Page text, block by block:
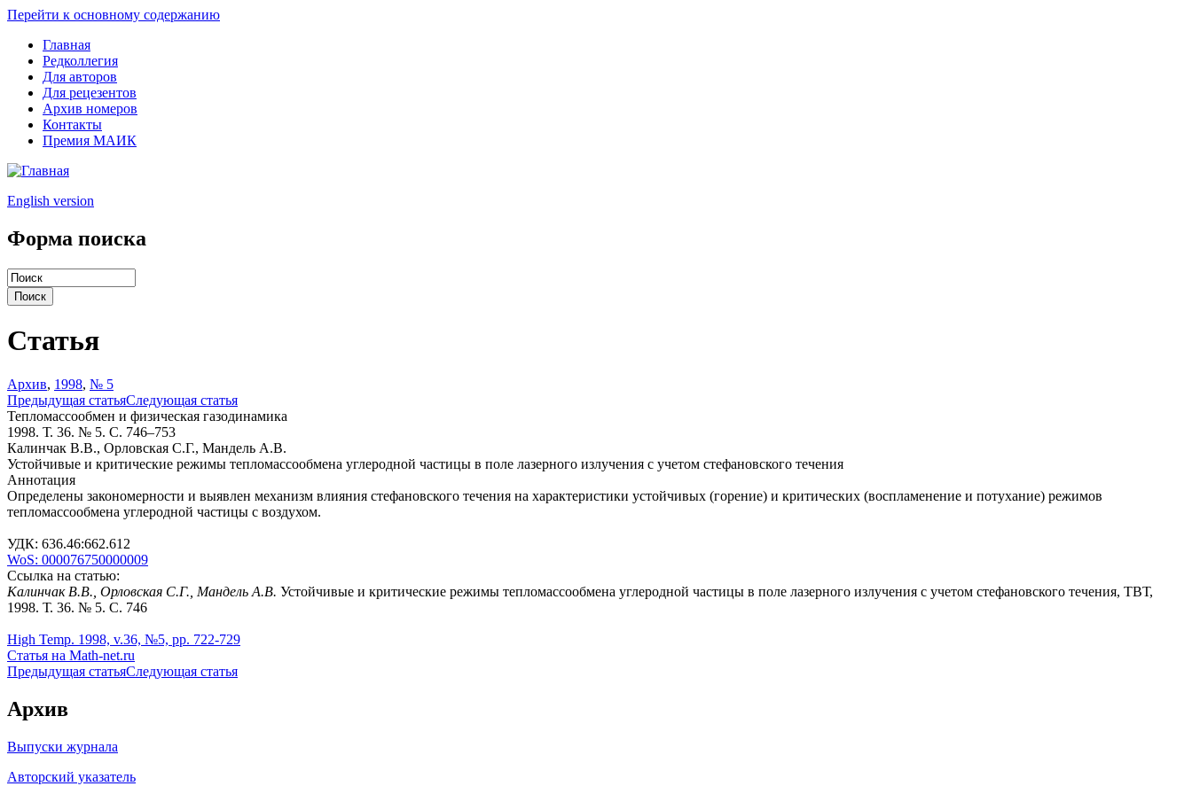
Перейти к основному содержанию
Главная
Редколлегия
Для авторов
Для рецезентов
Архив номеров
Контакты
Премия МАИК
English version
Форма поиска
Статья
Архив, 1998, № 5
Предыдущая статьяСледующая статья
Тепломассообмен и физическая газодинамика
1998. Т. 36. № 5. С. 746–753
Калинчак В.В., Орловская С.Г., Мандель А.В.
Устойчивые и критические режимы тепломассообмена углеродной частицы в поле лазерного излучения с учетом стефановского течения
Аннотация
Определены закономерности и выявлен механизм влияния стефановского течения на характеристики устойчивых (горение) и критических (воспламенение и потухание) режимов
тепломассообмена углеродной частицы с воздухом.
УДК: 636.46:662.612
WoS: 000076750000009
Ссылка на статью:
Калинчак В.В., Орловская С.Г., Мандель А.В. Устойчивые и критические режимы тепломассообмена углеродной частицы в поле лазерного излучения с учетом стефановского течения, ТВТ,
1998. Т. 36. № 5. С. 746
High Temp. 1998, v.36, №5, pp. 722-729
Статья на Math-net.ru
Предыдущая статьяСледующая статья
Архив
Выпуски журнала
Авторский указатель